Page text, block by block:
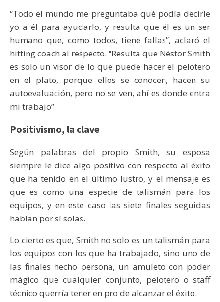
“Todo el mundo me preguntaba qué podía decirle
yo a él para ayudarlo, y resulta que él es un ser
humano que, como todos, tiene fallas”, aclaró el
hitting coach al respecto. “Resulta que Néstor Smith
es solo un visor de lo que puede hacer el pelotero
en el plato, porque ellos se conocen, hacen su
autoevaluación, pero no se ven, ahí es donde entra
mi trabajo”.
Positivismo, la clave
Según palabras del propio Smith, su esposa
siempre le dice algo positivo con respecto al éxito
que ha tenido en el último lustro, y el mensaje es
que es como una especie de talismán para los
equipos, y en este caso las siete finales seguidas
hablan por sí solas.
Lo cierto es que, Smith no solo es un talismán para
los equipos con los que ha trabajado, sino uno de
las finales hecho persona, un amuleto con poder
mágico que cualquier conjunto, pelotero o staff
técnico querría tener en pro de alcanzar el éxito.